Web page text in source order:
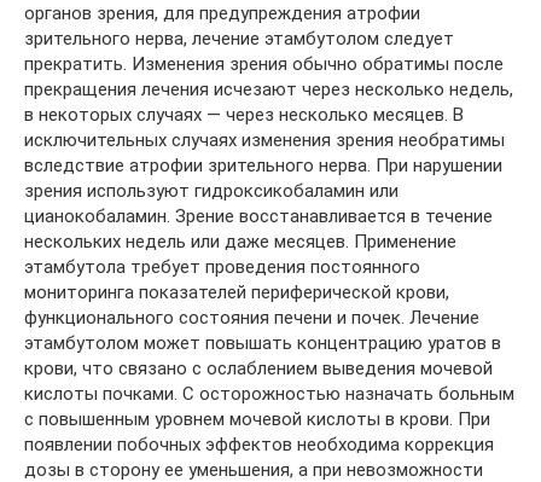
органов зрения, для предупреждения атрофии
зрительного нерва, лечение этамбутолом следует
прекратить. Изменения зрения обычно обратимы после
прекращения лечения исчезают через несколько недель,
в некоторых случаях — через несколько месяцев. В
исключительных случаях изменения зрения необратимы
вследствие атрофии зрительного нерва. При нарушении
зрения используют гидроксикобаламин или
цианокобаламин. Зрение восстанавливается в течение
нескольких недель или даже месяцев. Применение
этамбутола требует проведения постоянного
мониторинга показателей периферической крови,
функционального состояния печени и почек. Лечение
этамбутолом может повышать концентрацию уратов в
крови, что связано с ослаблением выведения мочевой
кислоты почками. С осторожностью назначать больным
с повышенным уровнем мочевой кислоты в крови. При
появлении побочных эффектов необходима коррекция
дозы в сторону ее уменьшения, а при невозможности